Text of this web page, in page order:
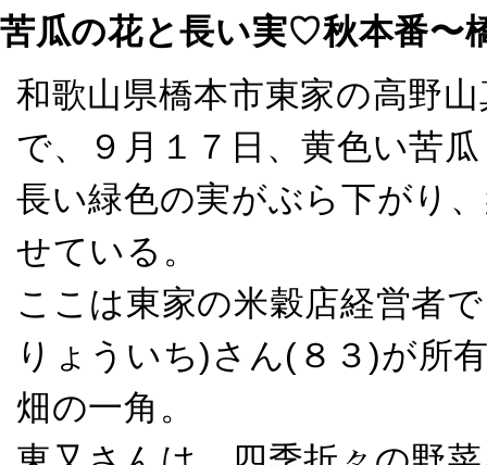
苦瓜の花と長い実♡秋本番〜
和歌山県橋本市東家の高野
で、９月１７日、黄色い苦
長い緑色の実がぶら下がり
せている。
ここは東家の米穀店経営者
りょういち)さん(８３)が所
畑の一角。